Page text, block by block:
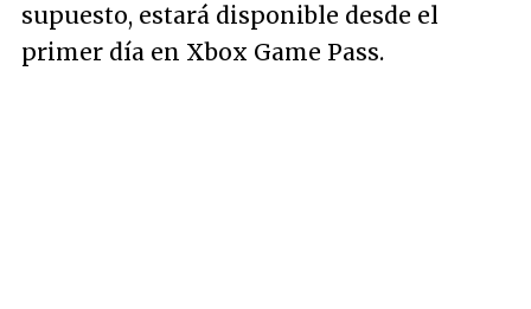
supuesto, estará disponible desde el
primer día en Xbox Game Pass.